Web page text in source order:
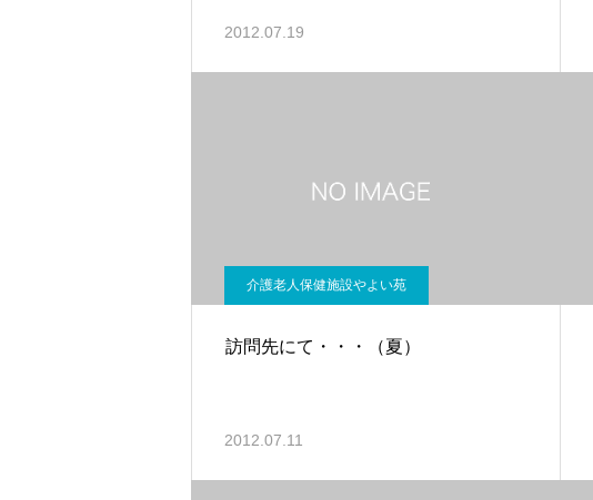
2012.07.19
介護老人保健施設やよい苑
訪問先にて・・・（夏）
2012.07.11